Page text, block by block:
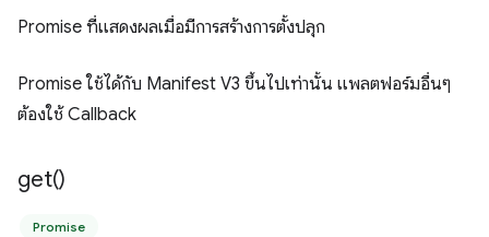
Promise ที่แสดงผลเมื่อมีการสร้างการตั้งปลุก
Promise ใช้ได้กับ Manifest V3 ขึ้นไปเท่านั้น แพลตฟอร์มอื่นๆ
ต้องใช้ Callback
get()
Promise